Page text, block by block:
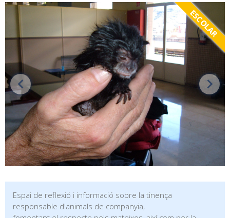
ESCOLAR
Espai de reflexió i informació sobre la tinença
responsable d'animals de companyia,